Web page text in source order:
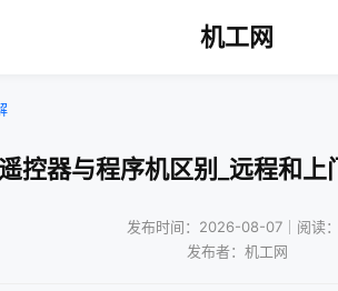
机工网
控器与程序机区别_远程和
发布时间：2026-08-07｜阅读
发布者：机工网